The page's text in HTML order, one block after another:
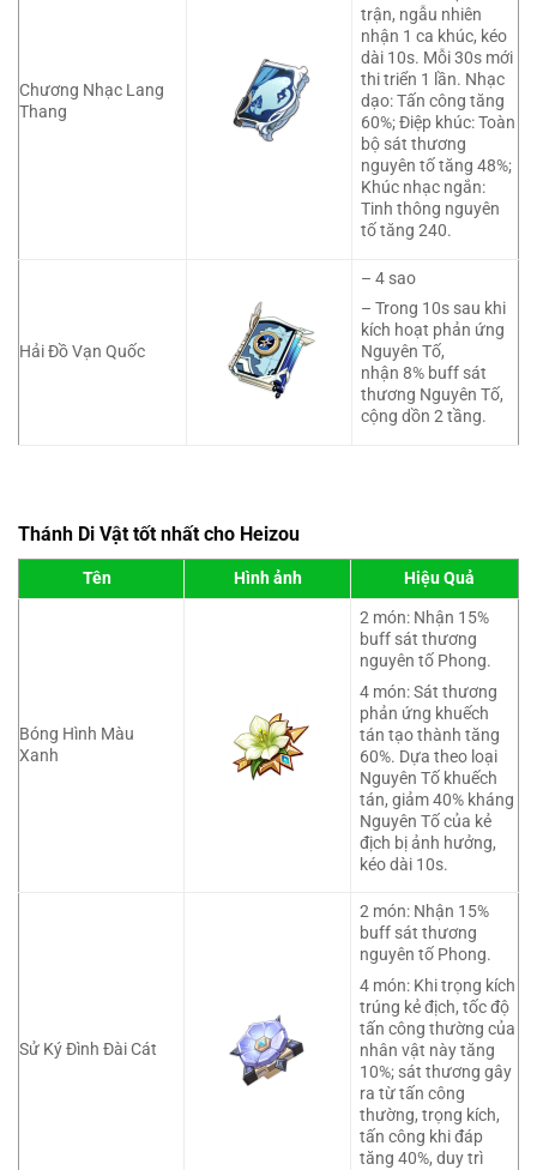
Chương Nhạc Lang
Thang
trận, ngẫu nhiên
nhận 1 ca khúc, kéo
dài 10s. Mỗi 30s mới
thi triển 1 lần. Nhạc
dạo: Tấn công tăng
60%; Điệp khúc: Toàn
bộ sát thương
nguyên tố tăng 48%;
Khúc nhạc ngắn:
Tinh thông nguyên
tố tăng 240.
Hải Đồ Vạn Quốc
– 4 sao
– Trong 10s sau khi
kích hoạt phản ứng
Nguyên Tố,
nhận 8% buff sát
thương Nguyên Tố,
cộng dồn 2 tầng.
Thánh Di Vật tốt nhất cho Heizou
Tên Hình ảnh Hiệu Quả
Bóng Hình Màu
Xanh
2 món: Nhận 15%
buff sát thương
nguyên tố Phong.
4 món: Sát thương
phản ứng khuếch
tán tạo thành tăng
60%. Dựa theo loại
Nguyên Tố khuếch
tán, giảm 40% kháng
Nguyên Tố của kẻ
địch bị ảnh hưởng,
kéo dài 10s.
Sử Ký Đình Đài Cát
2 món: Nhận 15%
buff sát thương
nguyên tố Phong.
4 món: Khi trọng kích
trúng kẻ địch, tốc độ
tấn công thường của
nhân vật này tăng
10%; sát thương gây
ra từ tấn công
thường, trọng kích,
tấn công khi đáp
tăng 40%, duy trì